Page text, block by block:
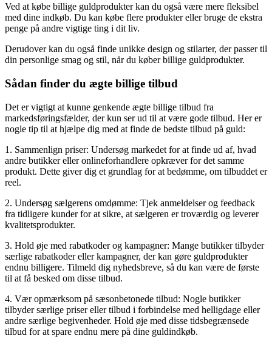
Ved at købe billige guldprodukter kan du også være mere fleksibel
med dine indkøb. Du kan købe flere produkter eller bruge de ekstra
penge på andre vigtige ting i dit liv.
Derudover kan du også finde unikke design og stilarter, der passer til
din personlige smag og stil, når du køber billige guldprodukter.
Sådan finder du ægte billige tilbud
Det er vigtigt at kunne genkende ægte billige tilbud fra
markedsføringsfælder, der kun ser ud til at være gode tilbud. Her er
nogle tip til at hjælpe dig med at finde de bedste tilbud på guld:
1. Sammenlign priser: Undersøg markedet for at finde ud af, hvad
andre butikker eller onlineforhandlere opkræver for det samme
produkt. Dette giver dig et grundlag for at bedømme, om tilbuddet er
reel.
2. Undersøg sælgerens omdømme: Tjek anmeldelser og feedback
fra tidligere kunder for at sikre, at sælgeren er troværdig og leverer
kvalitetsprodukter.
3. Hold øje med rabatkoder og kampagner: Mange butikker tilbyder
særlige rabatkoder eller kampagner, der kan gøre guldprodukter
endnu billigere. Tilmeld dig nyhedsbreve, så du kan være de første
til at få besked om disse tilbud.
4. Vær opmærksom på sæsonbetonede tilbud: Nogle butikker
tilbyder særlige priser eller tilbud i forbindelse med helligdage eller
andre særlige begivenheder. Hold øje med disse tidsbegrænsede
tilbud for at spare endnu mere på dine guldindkøb.